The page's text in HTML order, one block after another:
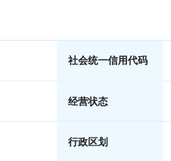
社会统一信用代码
经营状态
行政区划